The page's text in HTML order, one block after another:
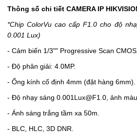
Thông số chi tiết CAMERA IP
*Chip ColorVu cao cấp F1.0 cho độ
0.001 Lux)
- Cảm biến 1/3"" Progressive Scan CMOS.
- Độ phân giải: 4.0MP.
- Ống kính cố định 4mm (đặt hàng 6mm).
- Độ nhạy sáng 0.001Lux@F1.0, ảnh
- Ánh sáng trắng tầm xa 50m.
- BLC, HLC, 3D DNR.